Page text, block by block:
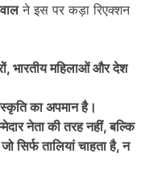
ने इस पर कड़ा रिएक्शन
, भारतीय महिलाओं और देश
का अपमान है।
नेता की तरह नहीं,बल्कि
जो सिर्फ तालियां चाहता है,न